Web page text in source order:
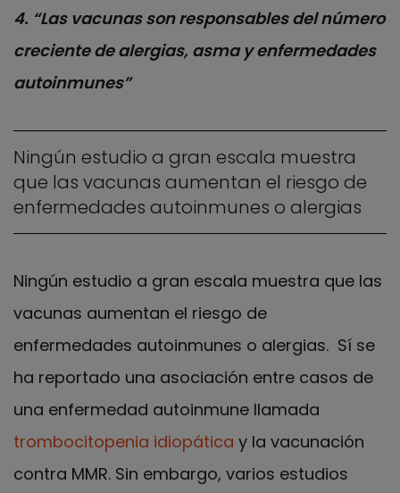
4. “Las vacunas son responsables del número
creciente de alergias, asma y enfermedades
autoinmunes”
Ningún estudio a gran escala muestra
que las vacunas aumentan el riesgo de
enfermedades autoinmunes o alergias
Ningún estudio a gran escala muestra que las
vacunas aumentan el riesgo de
enfermedades autoinmunes o alergias. Sí se
ha reportado una asociación entre casos de
una enfermedad autoinmune llamada
trombocitopenia idiopática y la vacunación
contra MMR. Sin embargo, varios estudios